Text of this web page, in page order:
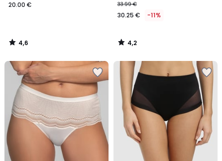
20.00 €
4,6
/
33.99 €
30.25 € -11%
4,2
/